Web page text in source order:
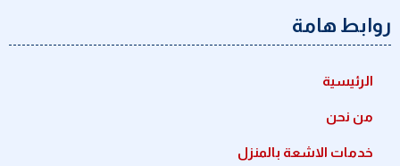
روابط هامة
الرئيسية
من نحن
خدمات الاشعة بالمنزل